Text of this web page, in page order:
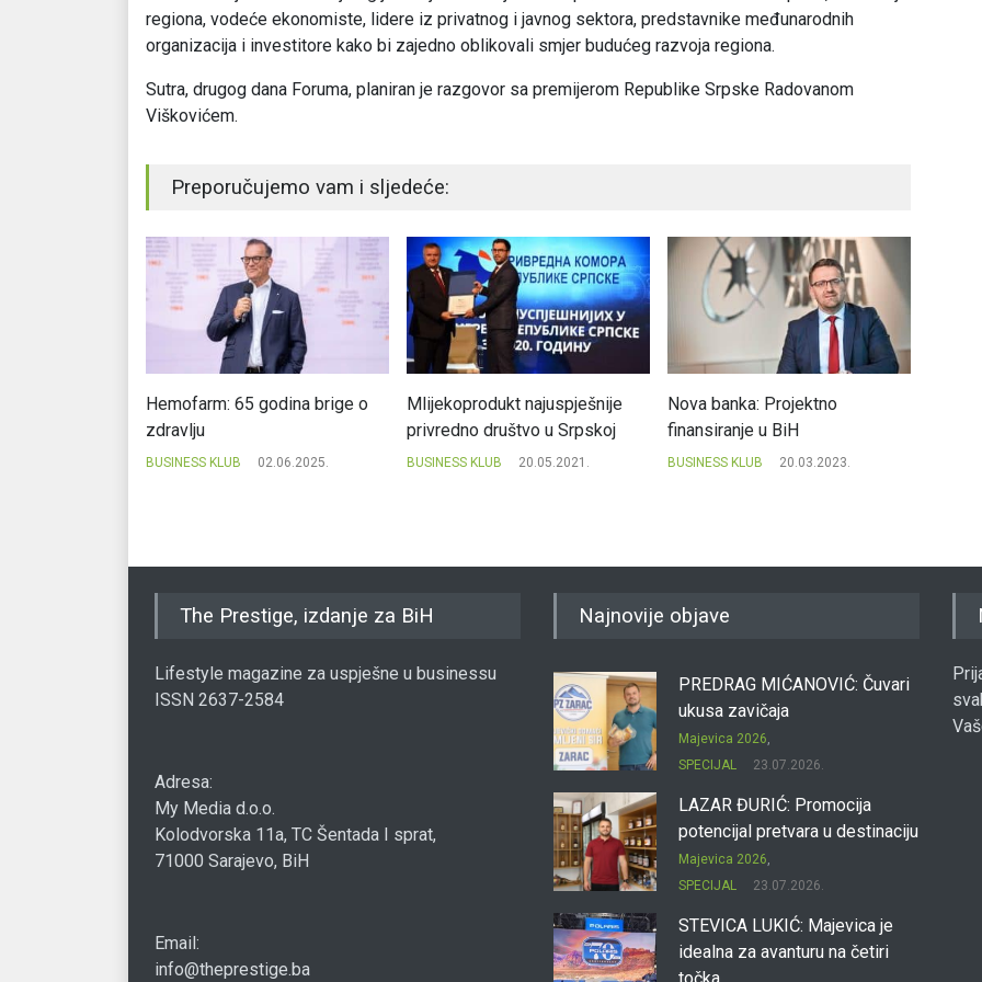
regiona, vodeće ekonomiste, lidere iz privatnog i javnog sektora, predstavnike međunarodnih
organizacija i investitore kako bi zajedno oblikovali smjer budućeg razvoja regiona.
Sutra, drugog dana Foruma, planiran je razgovor sa premijerom Republike Srpske Radovanom
Viškovićem.
Preporučujemo vam i sljedeće:
Hemofarm: 65 godina brige o
zdravlju
BUSINESS KLUB 02.06.2025.
Mlijekoprodukt najuspješnije
privredno društvo u Srpskoj
BUSINESS KLUB 20.05.2021.
Nova banka: Projektno
finansiranje u BiH
BUSINESS KLUB 20.03.2023.
The Prestige, izdanje za BiH
Lifestyle magazine za uspješne u businessu
ISSN 2637-2584
Adresa:
My Media d.o.o.
Kolodvorska 11a, TC Šentada I sprat,
71000 Sarajevo, BiH
Email:
info@theprestige.ba
Najnovije objave
PREDRAG MIĆANOVIĆ: Čuvari
ukusa zavičaja
Majevica 2026
SPECIJAL
23.07.2026.
LAZAR ĐURIĆ: Promocija
potencijal pretvara u destinaciju
Majevica 2026
SPECIJAL
23.07.2026.
STEVICA LUKIĆ: Majevica je
idealna za avanturu na četiri
točka